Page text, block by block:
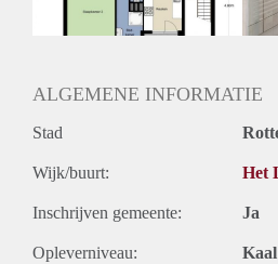
ALGEMENE INFORMATIE
Stad
Wijk/buurt: Het
Inschrijven gemeente: Ja
Opleverniveau: Kaal